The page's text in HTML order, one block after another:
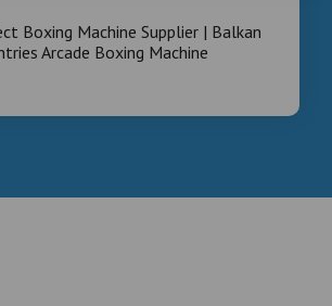
boks makinesifiyatlarını mı
Toptan boks makinesi fiyatları,
teklif alın.
, Satışı , Hepsiburada boks
Boxing Machine Supplier | Balkan
Arcade Boxing Machine